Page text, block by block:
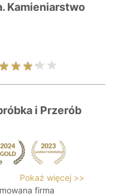
Kamieniarstwo
i Przerób
Pokaż więcej >>
firma